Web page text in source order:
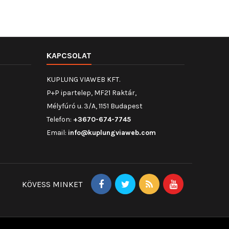
KAPCSOLAT
KUPLUNG VIAWEB KFT.
P+P ipartelep, MF21 Raktár,
Mélyfúró u. 3/A, 1151 Budapest
Telefon: +3670-674-7745
Email: info@kuplungviaweb.com
KÖVESS MINKET